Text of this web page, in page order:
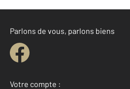
Parlons de vous, parlons biens
Votre compte :